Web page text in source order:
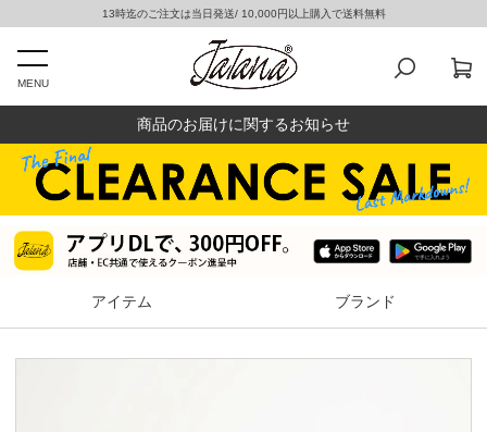
13時迄のご注文は当日発送/ 10,000円以上購入で送料無料
MENU
商品のお届けに関するお知らせ
アイテム ブランド